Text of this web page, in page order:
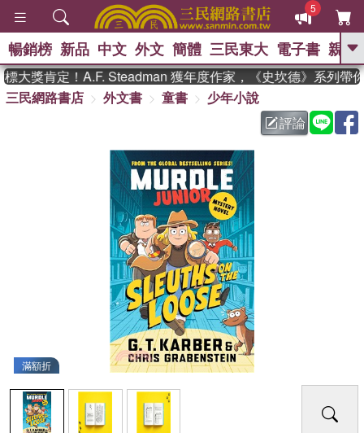
5
GO
熱搜： 東野圭吾 、
父親節 、 如果歷
暑期推薦 、 國際布克
獎 臺灣漫遊錄 、 方念華
登輝時代 、 數學女孩：黎曼猜想
偉大的迷走神經
暢銷榜 新品 中文 外文 簡體 三民東大 電子書 親子
獎肯定！A.F. Steadman 獲年度作家，《史坎德》系列帶你
三民網路書店
外文書 童書
少年小說
評論
滿額折